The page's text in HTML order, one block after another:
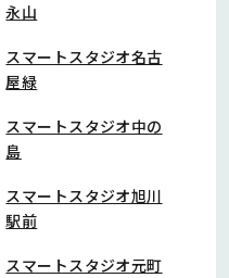
永山
スマートスタジオ名古
屋緑
スマートスタジオ中の
島
スマートスタジオ旭川
駅前
スマートスタジオ元町